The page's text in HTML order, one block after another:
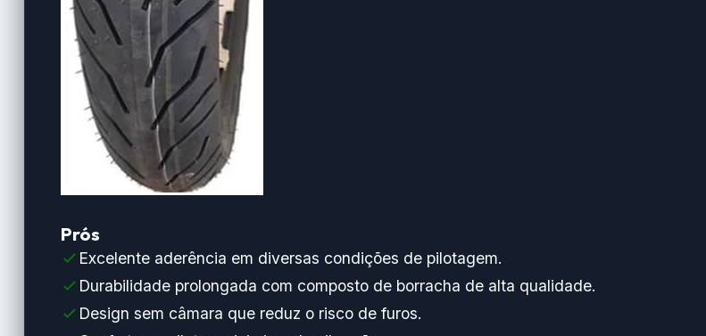
Prós
Excelente aderência em diversas condições de pilotagem.
Durabilidade prolongada com composto de borracha de alta qualidade.
Design sem câmara que reduz o risco de furos.